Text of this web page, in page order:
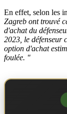
En effet, selon les
Zagreb ont trouvé
d'achat du
2023, le défenseur
option d'achat
foulée. "